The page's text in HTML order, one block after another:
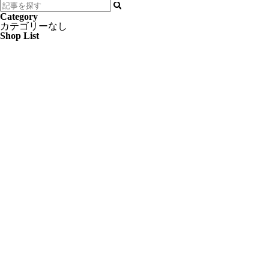
Category
カテゴリーなし
Shop List